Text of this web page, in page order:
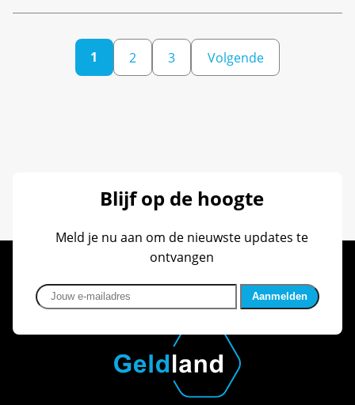
Berichten
1 2 3 Volgende
Blijf op de hoogte
Meld je nu aan om de nieuwste updates te
ontvangen
Jouw e-mailadres